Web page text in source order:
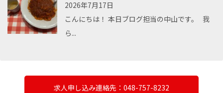
2026年7月17日
こんにちは！ 本日ブログ担当の中山です。 我
ら...
求人申し込み連絡先：048-757-8232